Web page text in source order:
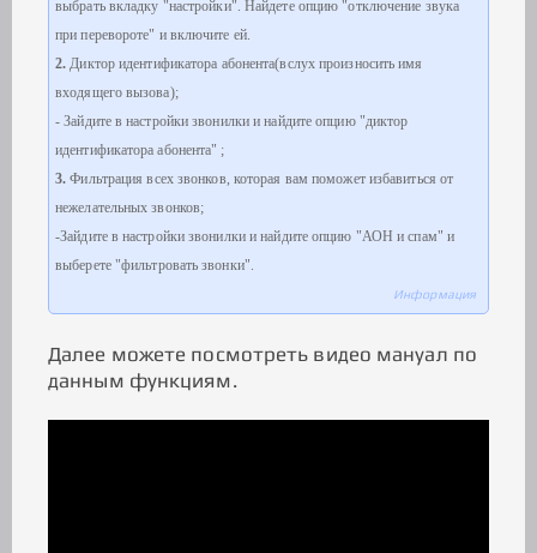
выбрать вкладку "настройки". Найдете опцию "отключение звука
при перевороте" и включите ей.
2. Диктор идентификатора абонента(вслух произносить имя
входящего вызова);
- Зайдите в настройки звонилки и найдите опцию "диктор
идентификатора абонента" ;
3. Фильтрация всех звонков, которая вам поможет избавиться от
нежелательных звонков;
-Зайдите в настройки звонилки и найдите опцию "АОН и спам" и
выберете "фильтровать звонки".
Информация
Далее можете посмотреть видео мануал по
данным функциям.